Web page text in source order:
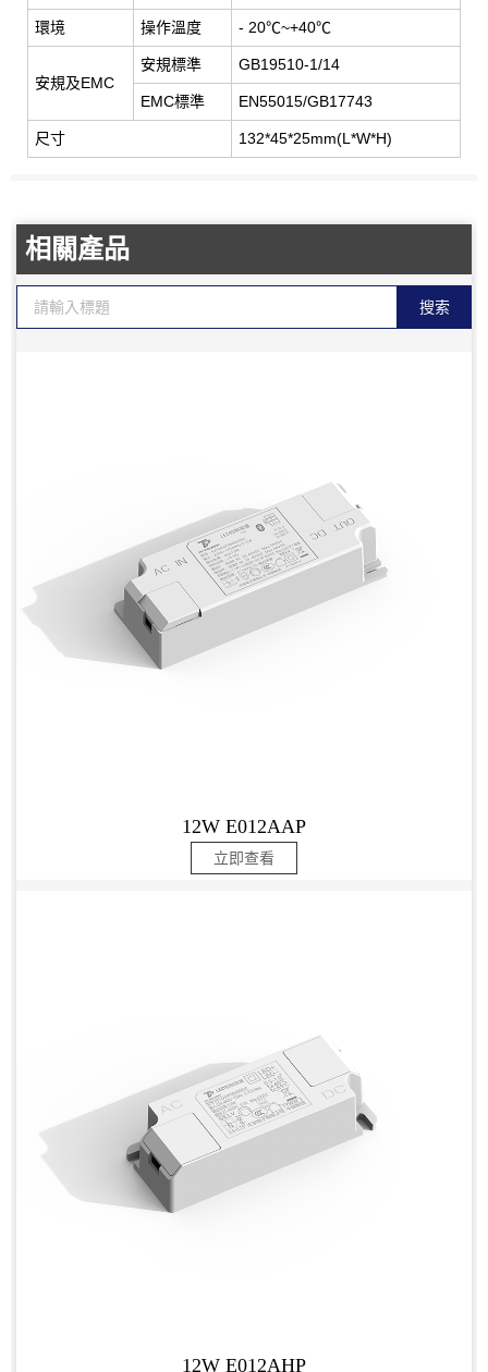
環境 操作溫度 - 20℃~+40℃
安規及EMC
安規標準 GB19510-1/14
EMC標準 EN55015/GB17743
尺寸 132*45*25mm(L*W*H)
相關產品
搜索
12W E012AAP
立即查看
12W E012AHP